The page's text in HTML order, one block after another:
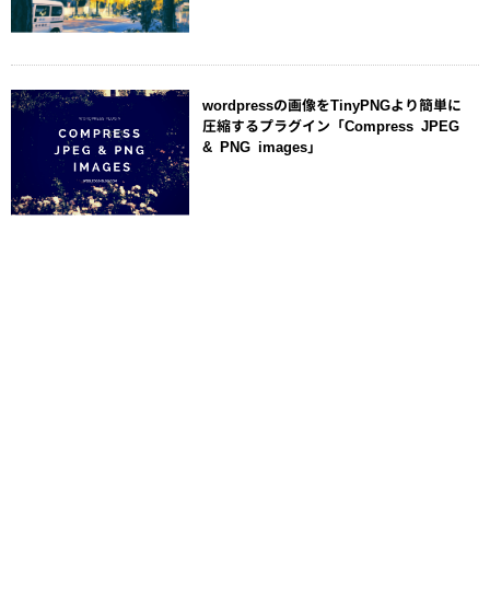
wordpressの画像をTinyPNGより簡単に
圧縮するプラグイン「Compress JPEG
& PNG images」